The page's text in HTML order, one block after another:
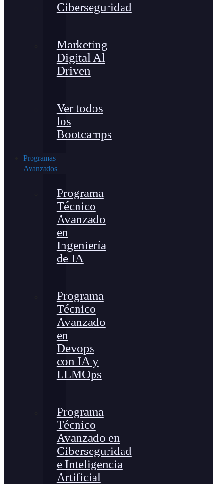
Ciberseguridad
Marketing
Digital Al
Driven
Ver todos
los
Bootcamps
Programas
Avanzados
Programa
Técnico
Avanzado
en
Ingeniería
de IA
Programa
Técnico
Avanzado
en
Devops
con IA y
LLMOps
Programa
Técnico
Avanzado en
Ciberseguridad
e Inteligencia
Artificial